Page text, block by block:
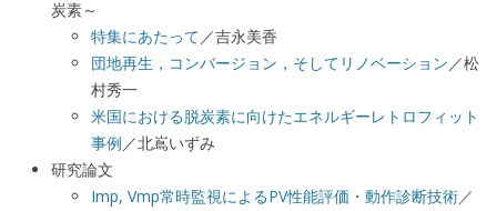
炭素～
特集にあたって／吉永美香
団地再生，コンバージョン，そしてリノベーション／松
村秀一
米国における脱炭素に向けたエネルギーレトロフィット
事例／北嶌いずみ
研究論文
Imp, Vmp常時監視によるPV性能評価・動作診断技術／